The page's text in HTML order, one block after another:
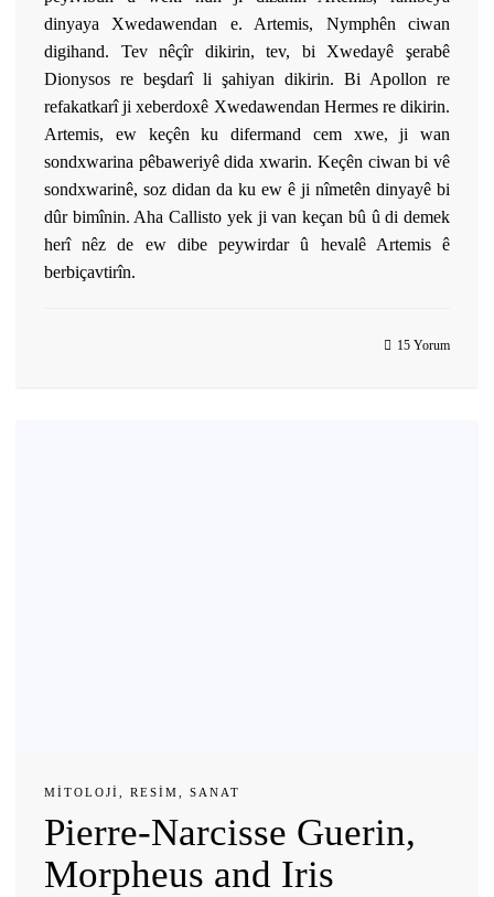
dinyaya Xwedawendan e. Artemis, Nymphên ciwan
digihand. Tev nêçîr dikirin, tev, bi Xwedayê şerabê
Dionysos re beşdarî li şahiyan dikirin. Bi Apollon re
refakatkarî ji xeberdoxê Xwedawendan Hermes re dikirin.
Artemis, ew keçên ku difermand cem xwe, ji wan
sondxwarina pêbaweriyê dida xwarin. Keçên ciwan bi vê
sondxwarinê, soz didan da ku ew ê ji nîmetên dinyayê bi
dûr bimînin. Aha Callisto yek ji van keçan bû û di demek
herî nêz de ew dibe peywirdar û hevalê Artemis ê
berbiçavtirîn.
15 Yorum
MITOLOJI RESIM SANAT
Pierre-Narcisse Guerin,
Morpheus and Iris